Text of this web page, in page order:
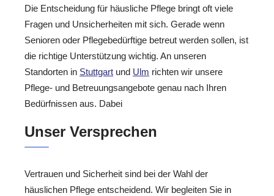
Die Entscheidung für häusliche Pflege bringt oft viele
Fragen und Unsicherheiten mit sich. Gerade wenn
Senioren oder Pflegebedürftige betreut werden sollen, ist
die richtige Unterstützung wichtig. An unseren
Standorten in Stuttgart und Ulm richten wir unsere
Pflege- und Betreuungsangebote genau nach Ihren
Bedürfnissen aus. Dabei
Unser Versprechen
Vertrauen und Sicherheit sind bei der Wahl der
häuslichen Pflege entscheidend. Wir begleiten Sie in